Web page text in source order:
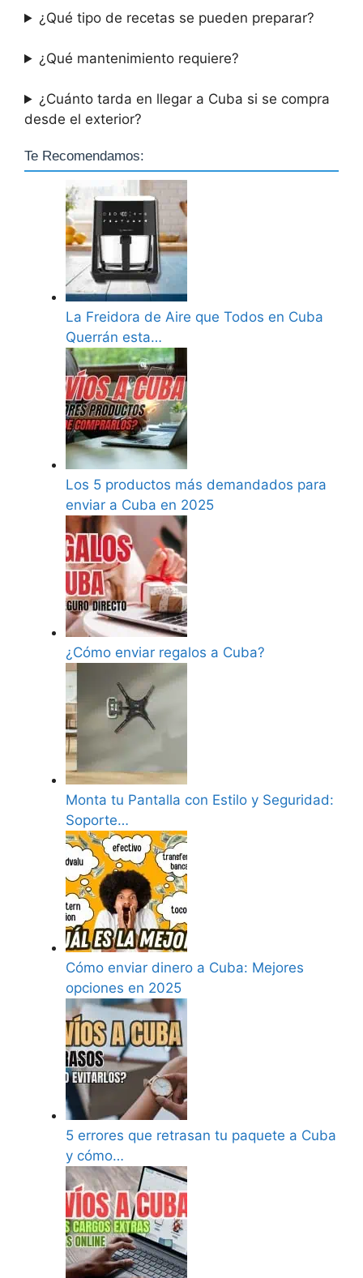
¿Qué tipo de recetas se pueden preparar?
¿Qué mantenimiento requiere?
¿Cuánto tarda en llegar a Cuba si se compra
desde el exterior?
Te Recomendamos:
La Freidora de Aire que Todos en Cuba
Querrán esta…
Los 5 productos más demandados para
enviar a Cuba en 2025
¿Cómo enviar regalos a Cuba?
Monta tu Pantalla con Estilo y Seguridad:
Soporte…
Cómo enviar dinero a Cuba: Mejores
opciones en 2025
5 errores que retrasan tu paquete a Cuba
y cómo…